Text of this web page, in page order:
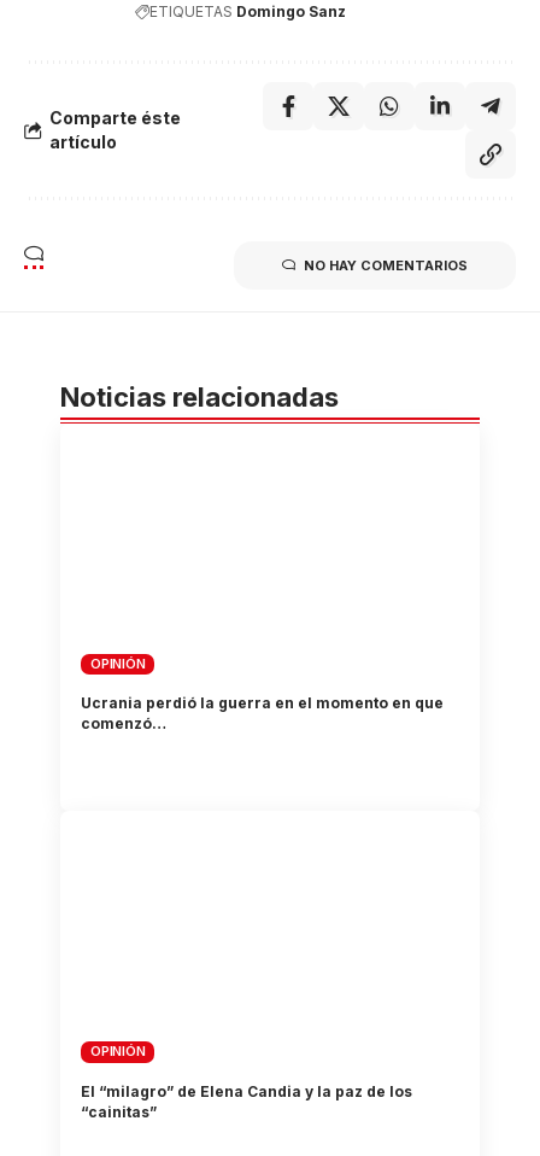
ETIQUETAS Domingo Sanz
Comparte éste
artículo
NO HAY COMENTARIOS
Noticias relacionadas
OPINIÓN
Ucrania perdió la guerra en el momento en que
comenzó…
OPINIÓN
El “milagro” de Elena Candia y la paz de los
“cainitas”